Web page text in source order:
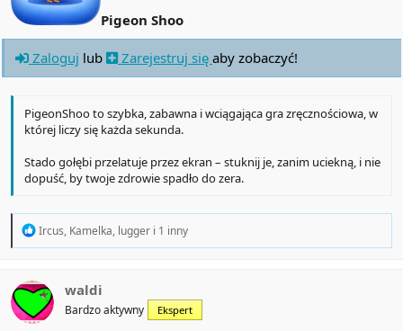
Pigeon Shoo
Zaloguj lub Zarejestruj się aby zobaczyć!
PigeonShoo to szybka, zabawna i wciągająca gra zręcznościowa, w
której liczy się każda sekunda.
Stado gołębi przelatuje przez ekran – stuknij je, zanim uciekną, i nie
dopuść, by twoje zdrowie spadło do zera.
R
t
i
o
Ircus, Kamelka, lugger i 1 inny
waldi
Bardzo aktywny Ekspert